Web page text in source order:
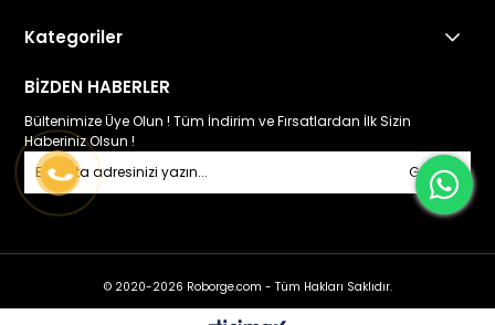
Kategoriler
BİZDEN HABERLER
Bültenimize Üye Olun ! Tüm İndirim ve Fırsatlardan İlk Sizin
Haberiniz Olsun !
Gönder
© 2020-2026 Roborge.com - Tüm Hakları Saklıdır.